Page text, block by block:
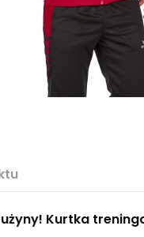
Kurtka